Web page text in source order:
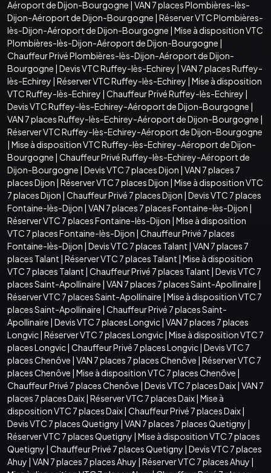
Aéroport de Dijon-Bourgogne | VAN 7 places Plombières-lès-
Dijon-Aéroport de Dijon-Bourgogne | Réserver VTC Plombières-
lès-Dijon-Aéroport de Dijon-Bourgogne | Mise à disposition VTC
Plombières-lès-Dijon-Aéroport de Dijon-Bourgogne |
Chauffeur Privé Plombières-lès-Dijon-Aéroport de Dijon-
Bourgogne | Devis VTC Ruffey-lès-Echirey | VAN 7 places Ruffey-
lès-Echirey | Réserver VTC Ruffey-lès-Echirey | Mise à disposition
VTC Ruffey-lès-Echirey | Chauffeur Privé Ruffey-lès-Echirey |
Devis VTC Ruffey-lès-Echirey-Aéroport de Dijon-Bourgogne |
VAN 7 places Ruffey-lès-Echirey-Aéroport de Dijon-Bourgogne |
Réserver VTC Ruffey-lès-Echirey-Aéroport de Dijon-Bourgogne
| Mise à disposition VTC Ruffey-lès-Echirey-Aéroport de Dijon-
Bourgogne | Chauffeur Privé Ruffey-lès-Echirey-Aéroport de
Dijon-Bourgogne | Devis VTC 7 places Dijon | VAN 7 places 7
places Dijon | Réserver VTC 7 places Dijon | Mise à disposition VTC
7 places Dijon | Chauffeur Privé 7 places Dijon | Devis VTC 7 places
Fontaine-lès-Dijon | VAN 7 places 7 places Fontaine-lès-Dijon |
Réserver VTC 7 places Fontaine-lès-Dijon | Mise à disposition
VTC 7 places Fontaine-lès-Dijon | Chauffeur Privé 7 places
Fontaine-lès-Dijon | Devis VTC 7 places Talant | VAN 7 places 7
places Talant | Réserver VTC 7 places Talant | Mise à disposition
VTC 7 places Talant | Chauffeur Privé 7 places Talant | Devis VTC 7
places Saint-Apollinaire | VAN 7 places 7 places Saint-Apollinaire |
Réserver VTC 7 places Saint-Apollinaire | Mise à disposition VTC 7
places Saint-Apollinaire | Chauffeur Privé 7 places Saint-
Apollinaire | Devis VTC 7 places Longvic| VAN 7 places 7 places
Longvic| Réserver VTC 7 places Longvic| Mise à disposition VTC 7
places Longvic| Chauffeur Privé 7 places Longvic| Devis VTC 7
places Chenôve | VAN 7 places 7 places Chenôve | Réserver VTC 7
places Chenôve | Mise à disposition VTC 7 places Chenôve |
Chauffeur Privé 7 places Chenôve | Devis VTC 7 places Daix| VAN 7
places 7 places Daix| Réserver VTC 7 places Daix| Mise à
disposition VTC 7 places Daix| Chauffeur Privé 7 places Daix|
Devis VTC 7 places Quetigny | VAN 7 places 7 places Quetigny |
Réserver VTC 7 places Quetigny | Mise à disposition VTC 7 places
Quetigny | Chauffeur Privé 7 places Quetigny | Devis VTC 7 places
Ahuy | VAN 7 places 7 places Ahuy | Réserver VTC 7 places Ahuy |